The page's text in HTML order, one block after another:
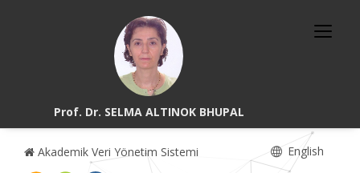
Prof. Dr. SELMA ALTINOK BHUPAL
Akademik Veri Yönetim Sistemi English